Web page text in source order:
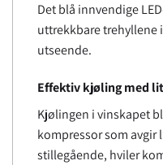
Det blå innvendige
uttrekkbare trehyllene
utseende.
Effektiv kjøling med
Kjølingen i vinskapet
kompressor som
stillegående, hviler